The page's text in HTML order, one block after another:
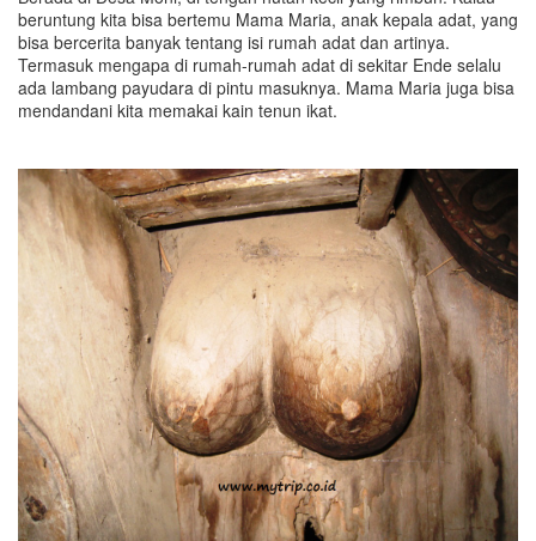
beruntung kita bisa bertemu Mama Maria, anak kepala adat, yang
bisa bercerita banyak tentang isi rumah adat dan artinya.
Termasuk mengapa di rumah-rumah adat di sekitar Ende selalu
ada lambang payudara di pintu masuknya. Mama Maria juga bisa
mendandani kita memakai kain tenun ikat.